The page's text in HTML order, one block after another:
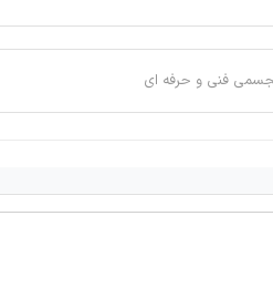
فنی و حرفه ای